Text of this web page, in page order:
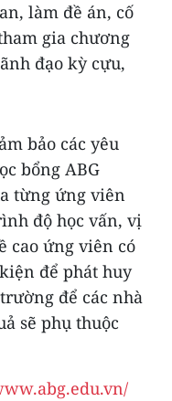
làm đề án, cố
gia chương
đạo kỳ cựu,
bảo các yêu
bổng ABG
từng ứng viên
độ học vấn, vị
cao ứng viên có
để phát huy
để các nhà
sẽ phụ thuộc